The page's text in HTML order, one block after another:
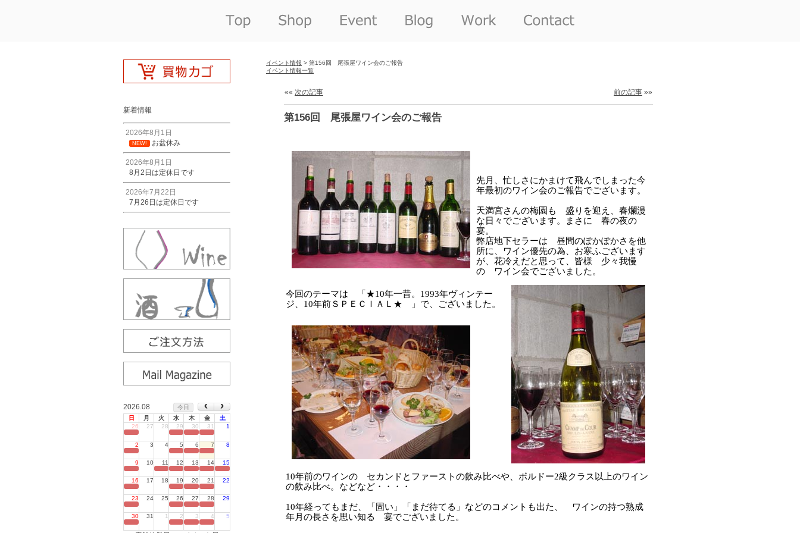
新着情報
2026年8月1日
NEW! お盆休み
2026年8月1日
8月2日は定休日です
2026年7月22日
7月26日は定休日です
2026.08
今日
日
月 火 水 木 金
土
26
27 28 29 30 31 1
2 3 4 5 6 7 8
9 10 11 12 13 14 15
16 17 18 19 20 21 22
23 24 25 26 27 28 29
30 31 1 2 3 4 5
イベント情報 > 第156回 尾張屋ワイン会のご報告
イベント情報一覧
«« 次の記事 前の記事 »»
第156回 尾張屋ワイン会のご報告